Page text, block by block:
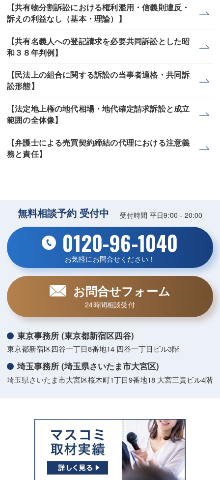
【共有物分割訴訟における権利濫用・信義則違反・
訴えの利益なし（基本・理論）】
【共有名義人への登記請求を必要共同訴訟とした昭
和３８年判例】
【民法上の組合に関する訴訟の当事者適格・共同訴
訟形態】
【法定地上権の地代相場・地代確定請求訴訟と成立
範囲の全体像】
【弁護士による売買契約締結の代理における注意義
務と責任】
無料相談予約 受付中 受付時間 平日9:00 - 20:00
0120-96-1040
お気軽にお問合せください！
お問合せフォーム
24時間相談受付
東京事務所 (東京都新宿区四谷)
東京都新宿区四谷一丁目8番地14 四谷一丁目ビル3階
埼玉事務所 (埼玉県さいたま市大宮区)
埼玉県さいたま市大宮区桜木町1丁目9番地18 大宮三貴ビル4階